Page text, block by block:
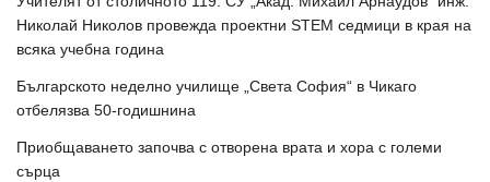
Николай Николов провежда проектни STEM седмици в края на
всяка учебна година
Българското неделно училище „Света София“ в Чикаго
отбелязва 50-годишнина
Приобщаването започва с отворена врата и хора с големи
сърца